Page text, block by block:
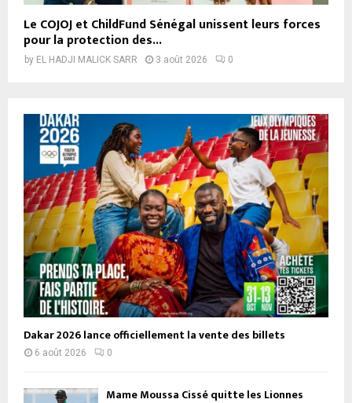
Le COJOJ et ChildFund Sénégal unissent leurs forces
pour la protection des...
by EL HADJI MALICK SARR 3 août 2026 0
Dakar 2026 lance officiellement la vente des billets
6 août 2026 0
Mame Moussa Cissé quitte les Lionnes